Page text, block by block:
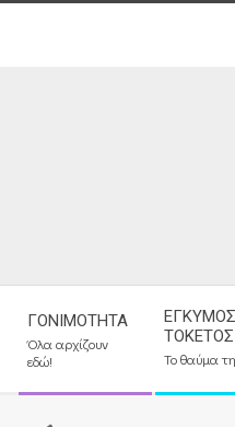
Navigation
Menu
ΓΟΝΙΜΌΤΗΤΑ
Όλα αρχίζουν
εδώ!
ΤΟΚΕΤΌΣ
Το θαύμα